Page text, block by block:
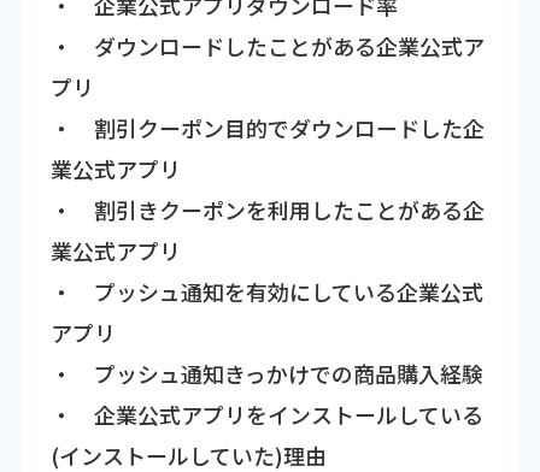
・ ダウンロードしたことがある企業公式ア
プリ
・ 割引クーポン目的でダウンロードした企
業公式アプリ
・ 割引きクーポンを利用したことがある企
業公式アプリ
・ プッシュ通知を有効にしている企業公式
アプリ
・ プッシュ通知きっかけでの商品購入経験
・ 企業公式アプリをインストールしている
(インストールしていた)理由